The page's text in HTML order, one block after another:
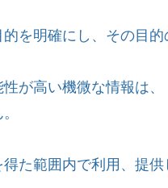
を明確にし、その目
が高い機微な情報は
た範囲内で利用、提供